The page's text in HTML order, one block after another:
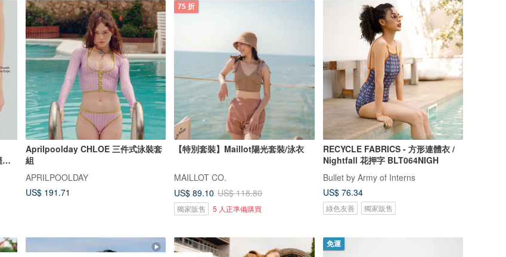
Aprilpoolday CHLOE 三件式泳裝套
組
APRILPOOLDAY
US$ 191.71
75 折
【特別套裝】Maillot陽光套裝/泳衣
MAILLOT CO.
US$ 89.10 US$ 118.80
獨家販售 5 人正準備購買
RECYCLE FABRICS - 方形連體衣 /
Nightfall 花押字 BLT064NIGH
Bullet by Army of Interns
US$ 76.34
綠色友善 獨家販售
免運